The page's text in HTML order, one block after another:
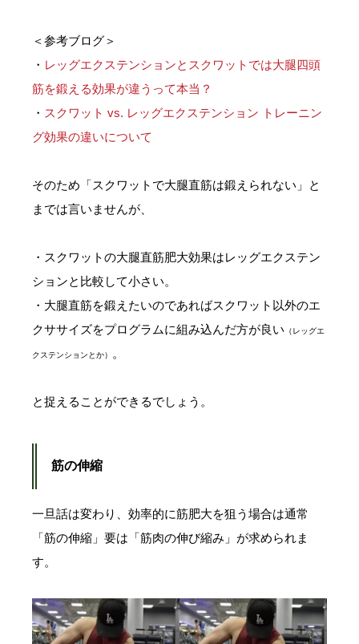
＜参考ブログ＞
・ レッグエクステンションとスクワットでは大腿四頭
筋を鍛える効果が違うって本当？
・ スクワット vs. レッグエクステンション トレーニン
グ効果の違いについて
そのため「スクワットで大腿直筋は鍛えられない」と
までは言いませんが、
・スクワットの大腿直筋肥大効果はレッグエクステン
ションと比較して小さい。
・大腿直筋を鍛えたいのであればスクワット以外のエ
クササイズをプログラムに組み込んだ方が良い （レッグエ
クステンションとか） 。
と捉えることができるでしょう。
筋の伸縮
一旦話は変わり、効率的に筋肥大を狙う場合は通常
「筋の伸縮」要は「筋肉の伸び縮み」が求められま
す。